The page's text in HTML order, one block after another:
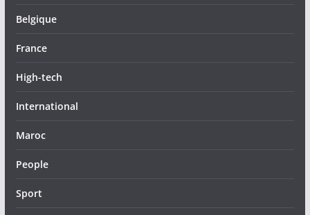
Belgique
France
High-tech
International
Maroc
People
Sport